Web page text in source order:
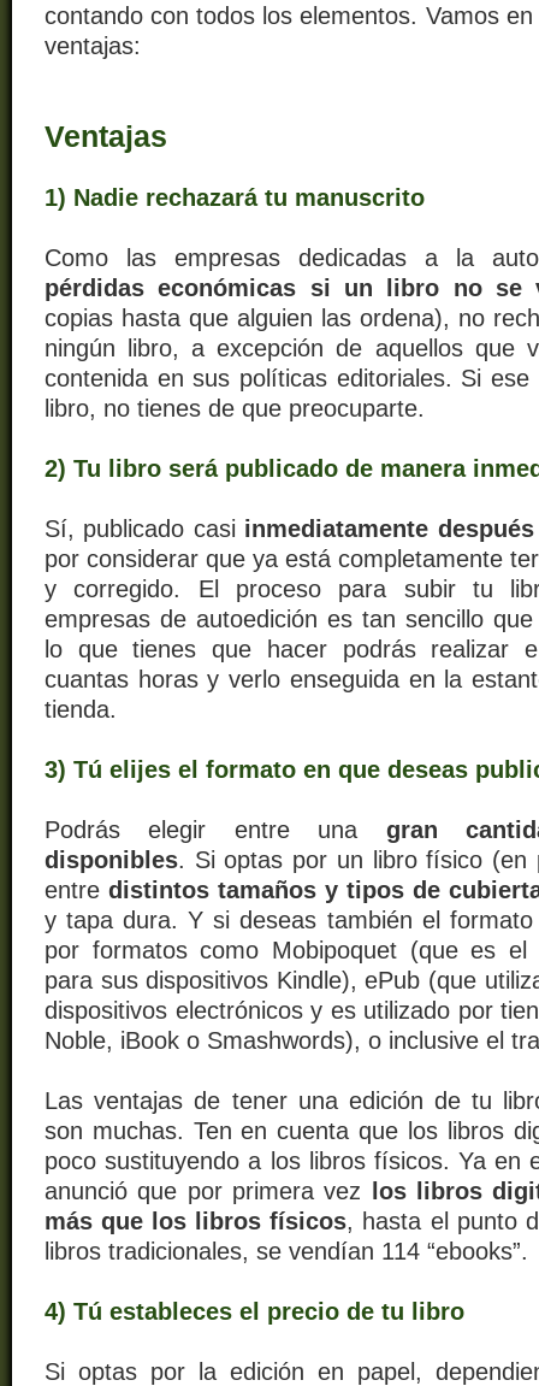
contando con todos los elementos. Vamos
ventajas:
Ventajas
1) Nadie rechazará tu manuscrito
Como las empresas dedicadas a la
pérdidas económicas si un libro no se
copias hasta que alguien las ordena), no
ningún libro, a excepción de aquellos que
contenida en sus políticas editoriales. Si
libro, no tienes de que preocuparte.
2) Tu libro será publicado de manera
Sí, publicado casi inmediatamente
por considerar que ya está completamente
y corregido. El proceso para subir tu
empresas de autoedición es tan sencillo
lo que tienes que hacer podrás realizar
cuantas horas y verlo enseguida en la
tienda.
3) Tú elijes el formato en que deseas
Podrás elegir entre una gran
disponibles. Si optas por un libro físico (en
entre distintos tamaños y tipos de
y tapa dura. Y si deseas también el
por formatos como Mobipoquet (que es el
para sus dispositivos Kindle), ePub (que
dispositivos electrónicos y es utilizado por
Noble, iBook o Smashwords), o inclusive el
Las ventajas de tener una edición de tu
son muchas. Ten en cuenta que los libros
poco sustituyendo a los libros físicos. Ya en
anunció que por primera vez
los libros
más que los libros físicos, hasta el punto
libros tradicionales, se vendían 114 “ebooks”.
4) Tú estableces el precio de tu libro
Si optas por la edición en papel,